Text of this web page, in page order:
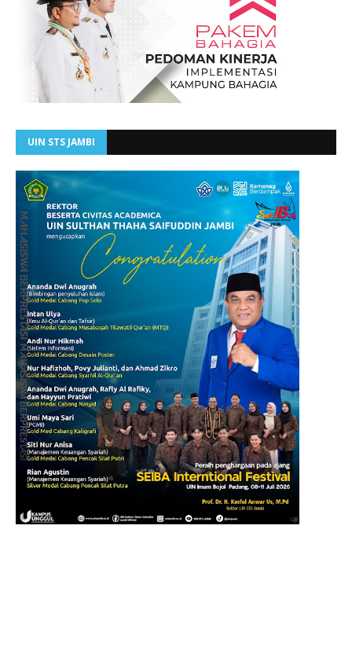
UIN STS JAMBI